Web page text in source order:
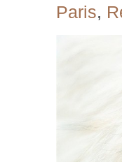
Paris,